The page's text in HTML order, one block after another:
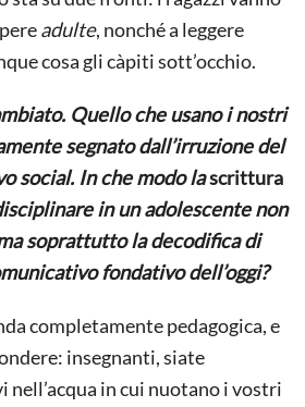
adulte, nonché a leggere
cosa gli càpiti sott’occhio.
Quello che usano i nostri
segnato dall’irruzione del
social. In che modo lascrittura
in un adolescente non
soprattutto la decodifica di
fondativo dell’oggi?
completamente pedagogica, e
insegnanti, siate
nell’acqua in cui nuotano i vostri